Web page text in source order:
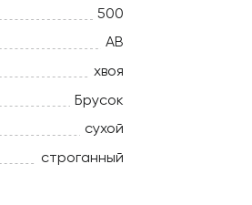
500
АВ
хвоя
Брусок
сухой
строганный